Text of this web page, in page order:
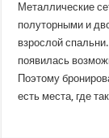
Металлические
полуторными и
взрослой
появилась
Поэтому
есть места, где